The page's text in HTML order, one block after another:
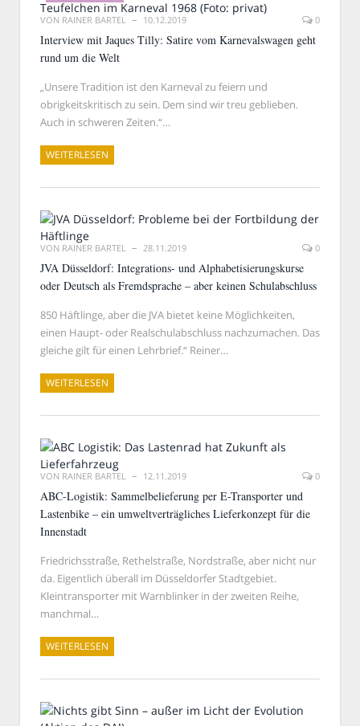
VON RAINER BARTEL 10.12.2019 0
Interview mit Jaques Tilly: Satire vom Karnevalswagen geht
rund um die Welt
„Unsere Tradition ist den Karneval zu feiern und
obrigkeitskritisch zu sein. Dem sind wir treu geblieben.
Auch in schweren Zeiten.“…
WEITERLESEN
VON RAINER BARTEL 28.11.2019 0
JVA Düsseldorf: Integrations- und Alphabetisierungskurse
oder Deutsch als Fremdsprache – aber keinen Schulabschluss
850 Häftlinge, aber die JVA bietet keine Möglichkeiten,
einen Haupt- oder Realschulabschluss nachzumachen. Das
gleiche gilt für einen Lehrbrief.“ Reiner…
WEITERLESEN
VON RAINER BARTEL 12.11.2019 0
ABC-Logistik: Sammelbelieferung per E-Transporter und
Lastenbike – ein umweltverträgliches Lieferkonzept für die
Innenstadt
Friedrichsstraße, Rethelstraße, Nordstraße, aber nicht nur
da. Eigentlich überall im Düsseldorfer Stadtgebiet.
Kleintransporter mit Warnblinker in der zweiten Reihe,
manchmal…
WEITERLESEN